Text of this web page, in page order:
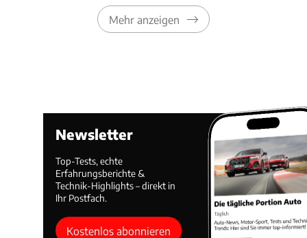
Mehr anzeigen
Newsletter
Top-Tests, echte
Erfahrungsberichte &
Technik-Highlights – direkt in
Ihr Postfach.
Kostenlos abonnieren